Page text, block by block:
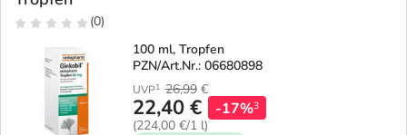
(0)
100 ml, Tropfen
PZN/Art.Nr.: 06680898
UVP1 26,99 €
22,40 €
(224,00 €/1 l)
-17%3